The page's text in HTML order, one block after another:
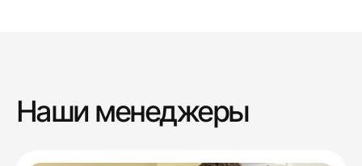
Наши менеджеры